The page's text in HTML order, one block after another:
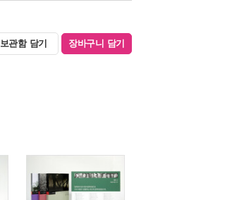
보관함 담기 장바구니 담기